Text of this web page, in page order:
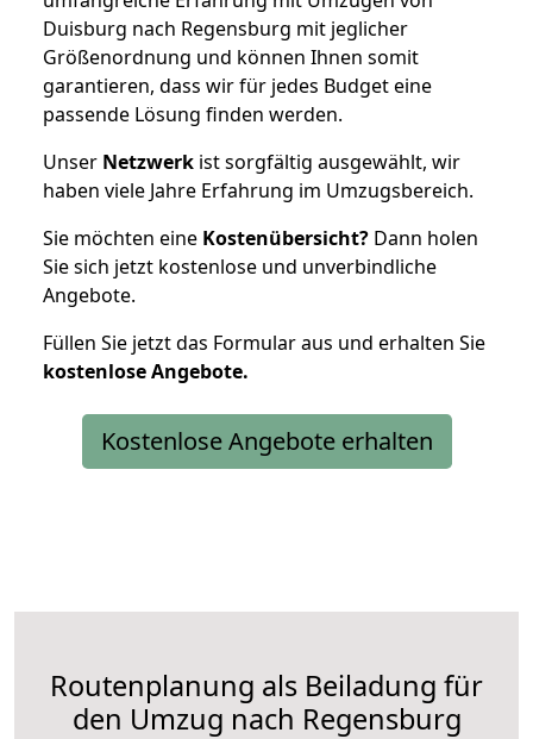
Duisburg nach Regensburg mit jeglicher
Größenordnung und können Ihnen somit
garantieren, dass wir für jedes Budget eine
passende Lösung finden werden.
Unser Netzwerk ist sorgfältig ausgewählt, wir
haben viele Jahre Erfahrung im Umzugsbereich.
Sie möchten eine Kostenübersicht? Dann holen
Sie sich jetzt kostenlose und unverbindliche
Angebote.
Füllen Sie jetzt das Formular aus und erhalten Sie
kostenloseAngebote.
Kostenlose Angebote erhalten
Routenplanung als Beiladung für
den Umzug nach Regensburg